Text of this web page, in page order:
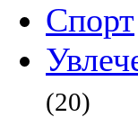
Спорт
(20)